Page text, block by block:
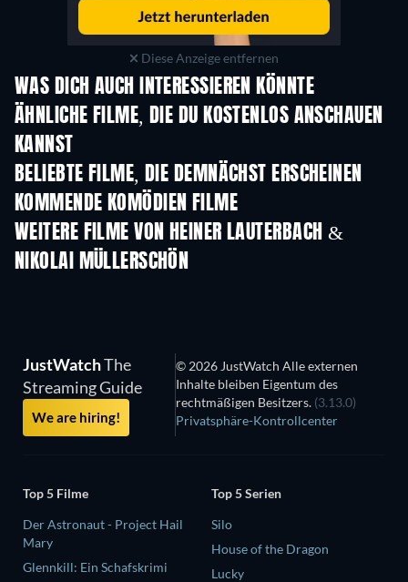
Diese Anzeige entfernen
WAS DICH AUCH INTERESSIEREN KÖNNTE
ÄHNLICHE FILME, DIE DU KOSTENLOS ANSCHAUEN
KANNST
BELIEBTE FILME, DIE DEMNÄCHST ERSCHEINEN
KOMMENDE KOMÖDIEN FILME
WEITERE FILME VON HEINER LAUTERBACH &
NIKOLAI MÜLLERSCHÖN
JustWatchThe
Streaming Guide
We are hiring!
© 2026 JustWatch Alle externen
Inhalte bleiben Eigentum des
rechtmäßigen Besitzers. (3.13.0)
Privatsphäre-Kontrollcenter
Top 5 Filme
Der Astronaut - Project Hail
Mary
Glennkill: Ein Schafskrimi
Top 5 Serien
Silo
House of the Dragon
Lucky